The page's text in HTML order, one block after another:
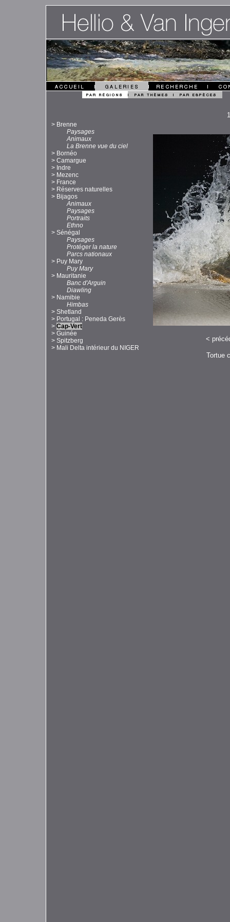
> Brenne
Paysages
Animaux
La Brenne vue du ciel
> Bornéo
> Camargue
> Indre
> Mezenc
> France
> Réserves naturelles
> Bijagos
Animaux
Paysages
Portraits
Ethno
> Sénégal
Paysages
Protéger la nature
Parcs nationaux
> Puy Mary
Puy Mary
> Mauritanie
Banc d'Arguin
Diawling
> Namibie
Himbas
> Shetland
> Portugal : Peneda Gerès
> Cap-Vert
> Guinée
> Spitzberg
> Mali Delta intérieur du NIGER
<
Tortue